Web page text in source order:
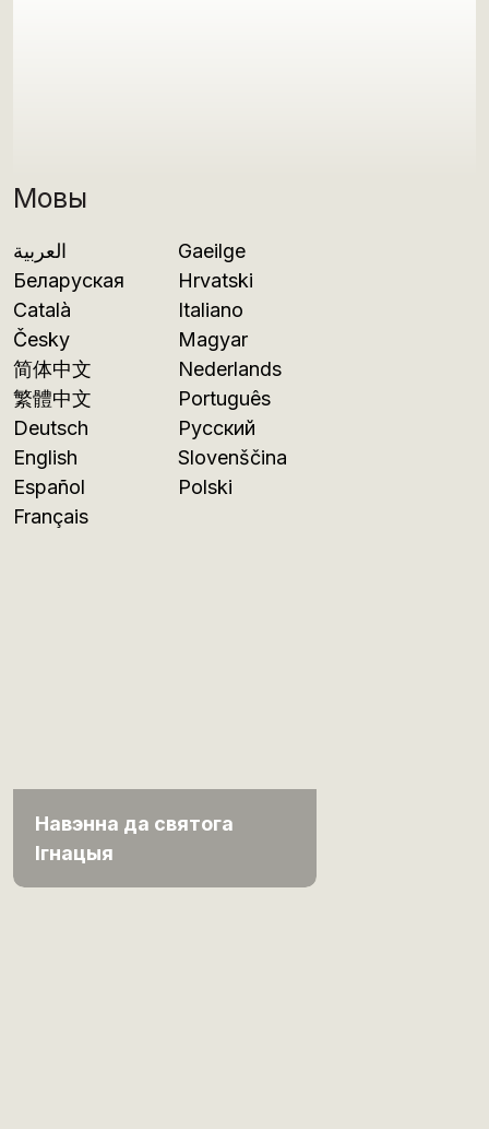
Мовы
العربية
Беларуская
Català
Česky
简体中文
繁體中文
Deutsch
English
Español
Français
Gaeilge
Hrvatski
Italiano
Magyar
Nederlands
Português
Русский
Slovenščina
Polski
Навэнна да святога
Ігнацыя